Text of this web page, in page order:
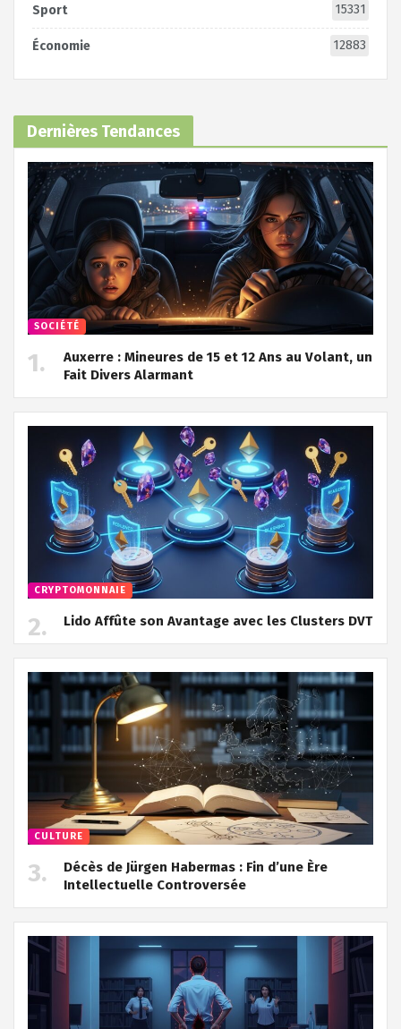
Sport 15331
Économie 12883
Dernières Tendances
SOCIÉTÉ
Auxerre : Mineures de 15 et 12 Ans au Volant, un
Fait Divers Alarmant
CRYPTOMONNAIE
Lido Affûte son Avantage avec les Clusters DVT
CULTURE
Décès de Jürgen Habermas : Fin d’une Ère
Intellectuelle Controversée